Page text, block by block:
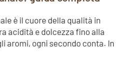
è il cuore della qualità in
acidità e dolcezza fino alla
aromi, ogni secondo conta. In